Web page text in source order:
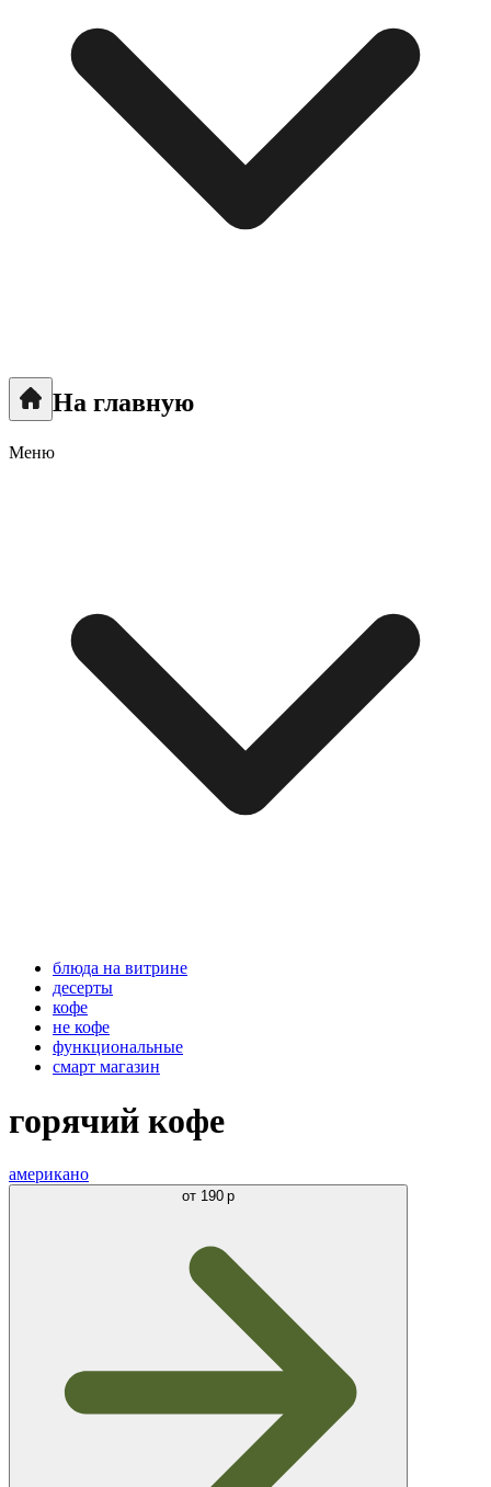
На главную
Меню
блюда на витрине
десерты
кофе
не кофе
функциональные
смарт магазин
горячий кофе
американо
от 190 р